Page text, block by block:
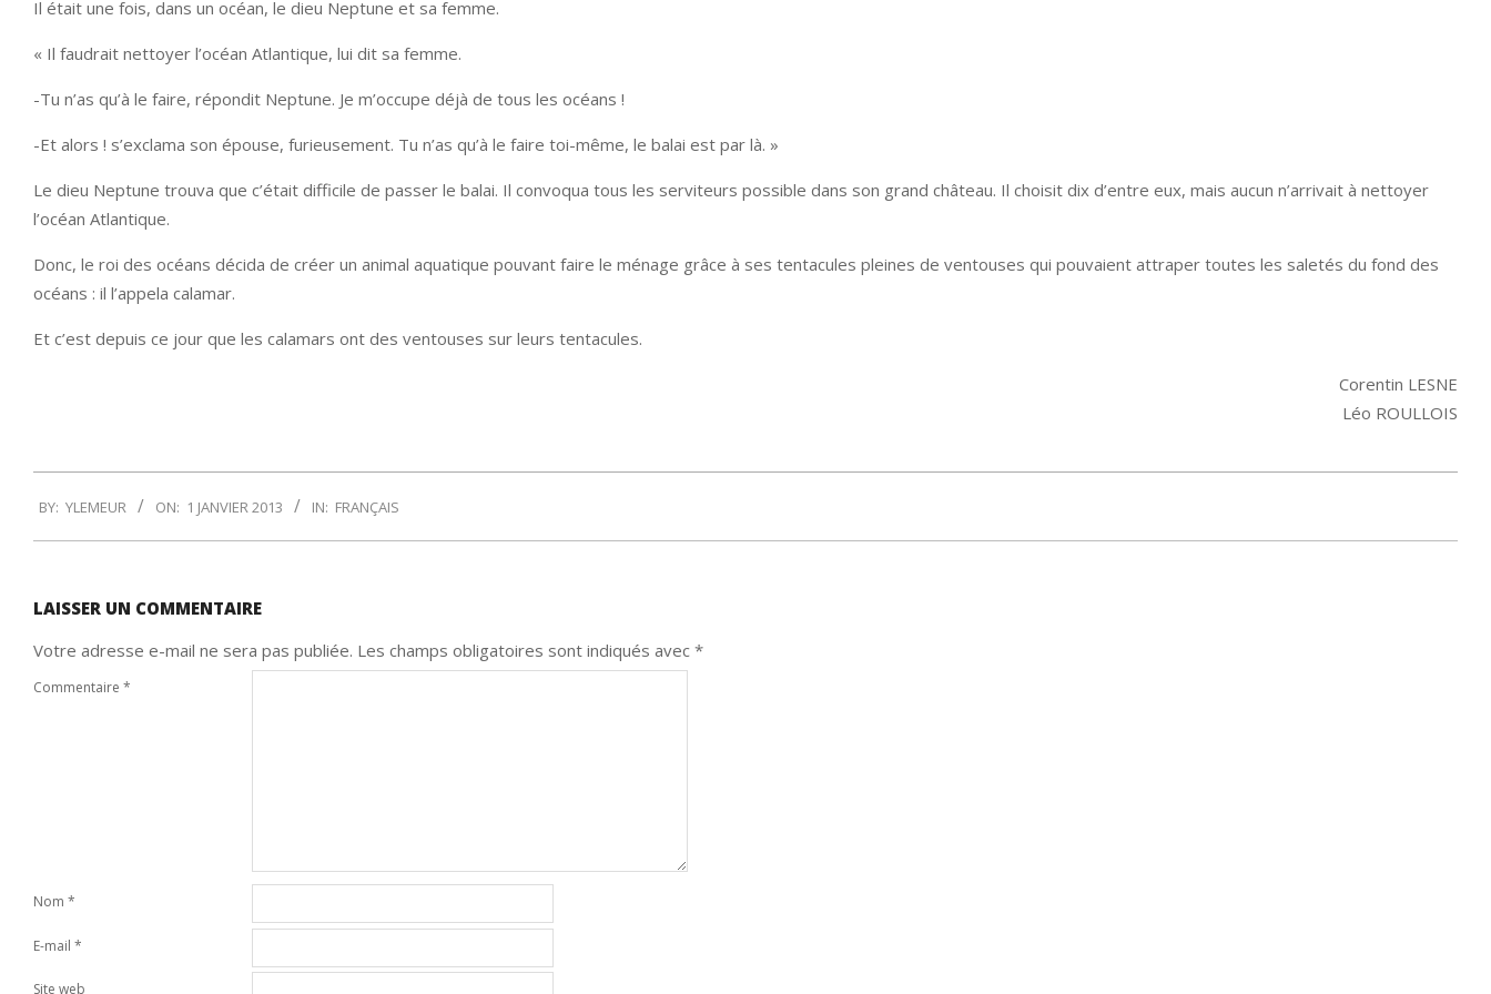
Il était une fois, dans un océan, le dieu Neptune et sa femme.
« Il faudrait nettoyer l’océan Atlantique, lui dit sa femme.
-Tu n’as qu’à le faire, répondit Neptune. Je m’occupe déjà de tous les océans !
-Et alors ! s’exclama son épouse, furieusement. Tu n’as qu’à le faire toi-même, le balai est par là. »
Le dieu Neptune trouva que c’était difficile de passer le balai. Il convoqua tous les serviteurs possible dans son grand château. Il choisit dix d’entre eux, mais aucun n’arrivait à nettoyer
l’océan Atlantique.
Donc, le roi des océans décida de créer un animal aquatique pouvant faire le ménage grâce à ses tentacules pleines de ventouses qui pouvaient attraper toutes les saletés du fond des
océans : il l’appela calamar.
Et c’est depuis ce jour que les calamars ont des ventouses sur leurs tentacules.
Corentin LESNE
Léo ROULLOIS
01-
01
BY: YLEMEUR ON: 1 JANVIER 2013 IN: FRANÇAIS
LAISSER UN COMMENTAIRE
Votre adresse e-mail ne sera pas publiée. Les champs obligatoires sont indiqués avec *
Commentaire *
Nom *
E-mail *
Site web